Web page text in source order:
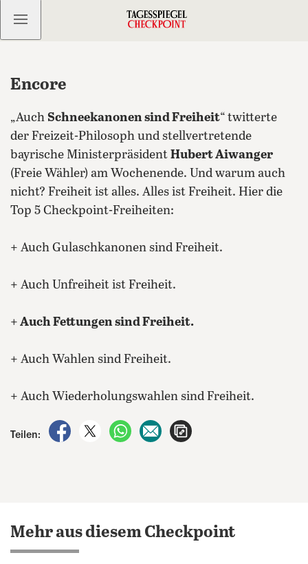
Kostenlos anmelden
Encore
„Auch Schneekanonen sind Freiheit“ twitterte
der Freizeit-Philosoph und stellvertretende
bayrische Ministerpräsident Hubert Aiwanger
(Freie Wähler) am Wochenende. Und warum auch
nicht? Freiheit ist alles. Alles ist Freiheit. Hier die
Top 5 Checkpoint-Freiheiten:
+ Auch Gulaschkanonen sind Freiheit.
+ Auch Unfreiheit ist Freiheit.
+ Auch Fettungen sind Freiheit.
+ Auch Wahlen sind Freiheit.
+ Auch Wiederholungswahlen sind Freiheit.
Teilen:
auf Facebook teilen
auf X teilenper WhatsApp teilen
per E-Mail teilen
Mehr aus diesem Checkpoint